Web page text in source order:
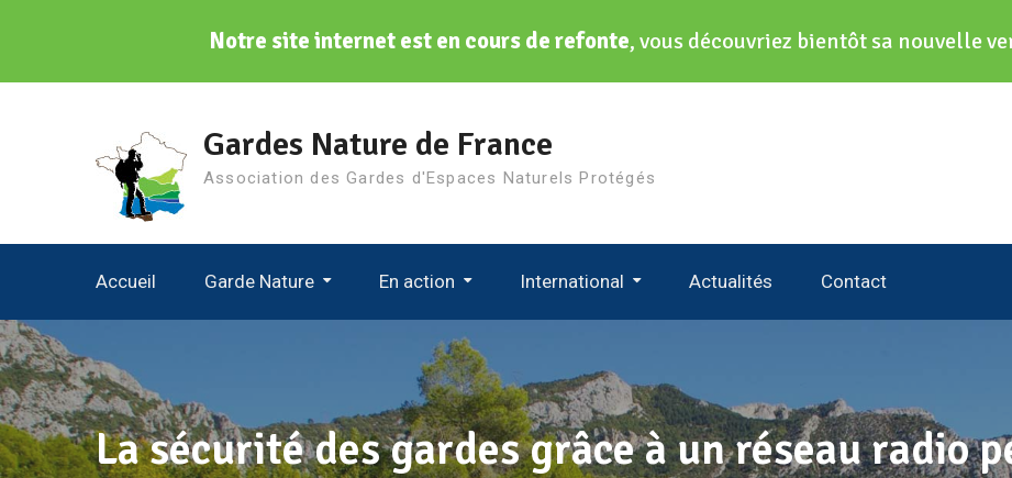
Notre site internet est en cours de refonte, vous découvriez bientôt sa nouvelle
Gardes Nature de France
Association des Gardes d'Espaces Naturels Protégés
Accueil Garde Nature En action International Actualités Contact
La sécurité des gardes grâce à un réseau radio